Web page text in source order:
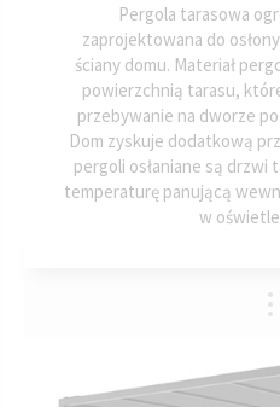
Pergola tarasowa
zaprojektowana do
ściany domu. Materiał
powierzchnią tarasu,
przebywanie na dworze
Dom zyskuje dodatkową
pergoli osłaniane są drzwi
temperaturę panującą
w